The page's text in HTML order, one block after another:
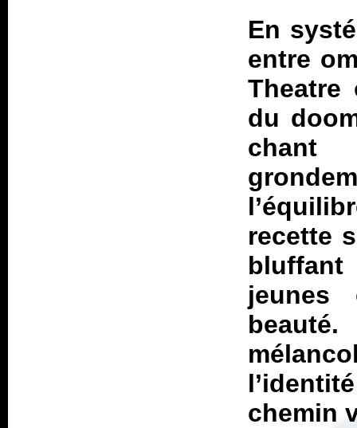
En
entre
du
chant
recette
jeunes
chemin